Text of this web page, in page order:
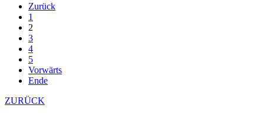
Zurück
1
2
3
4
5
Vorwärts
Ende
ZURÜCK